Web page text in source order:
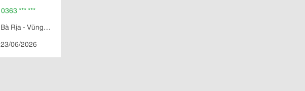
0363 *** ***
Bà Rịa - Vũng
23/06/2026